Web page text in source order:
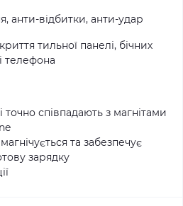
анти-відбитки, анти-удар
тильної панелі, бічних
телефона
точно співпадають з магнітами
та забезпечує
зарядку